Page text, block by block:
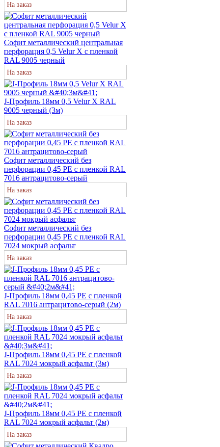
На заказ
Софит металлический центральная
перфорация 0,5 Velur X с пленкой
RAL 9005 черный
На заказ
J-Профиль 18мм 0,5 Velur X RAL
9005 черный (3м)
На заказ
Софит металлический без
перфорации 0,45 PE с пленкой RAL
7016 антрацитово-серый
На заказ
Софит металлический без
перфорации 0,45 PE с пленкой RAL
7024 мокрый асфальт
На заказ
J-Профиль 18мм 0,45 PE с пленкой
RAL 7016 антрацитово-серый (2м)
На заказ
J-Профиль 18мм 0,45 PE с пленкой
RAL 7024 мокрый асфальт (3м)
На заказ
J-Профиль 18мм 0,45 PE с пленкой
RAL 7024 мокрый асфальт (2м)
На заказ